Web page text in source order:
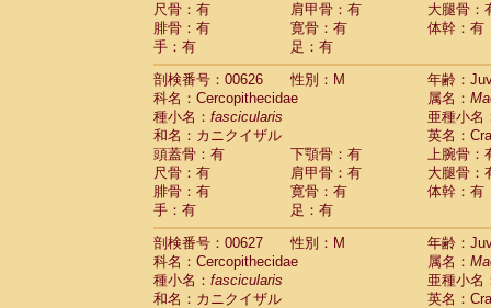
尺骨：有
肩甲骨：有
大腿骨：
腓骨：有
寛骨：有
体幹：有
手：有
足：有
剖検番号：00626
性別：M
年齢：
科名：Cercopithecidae
属名：
種小名： fascicularis
亜種小名
和名：カニクイザル
英名：
頭蓋骨：有
下顎骨：有
上腕骨：
尺骨：有
肩甲骨：有
大腿骨：
腓骨：有
寛骨：有
体幹：有
手：有
足：有
剖検番号：00627
性別：M
年齢：
科名：Cercopithecidae
属名：
種小名： fascicularis
亜種小名
和名：カニクイザル
英名：